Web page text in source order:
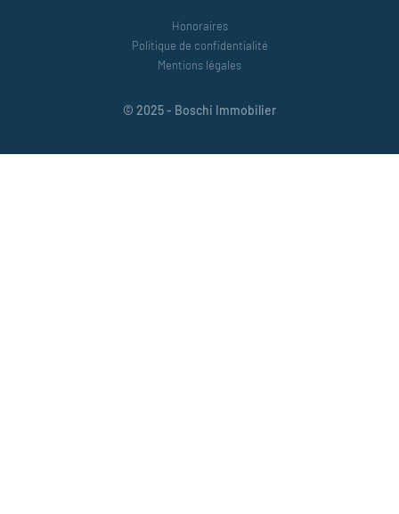
Honoraires
Politique de confidentialité
Mentions légales
© 2025 - Boschi Immobilier